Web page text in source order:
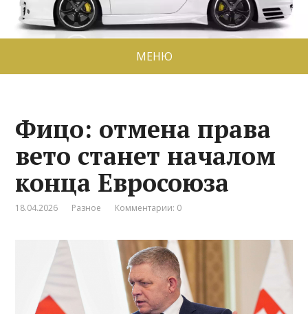
МЕНЮ
Фицо: отмена права
вето станет началом
конца Евросоюза
18.04.2026 Разное Комментарии: 0